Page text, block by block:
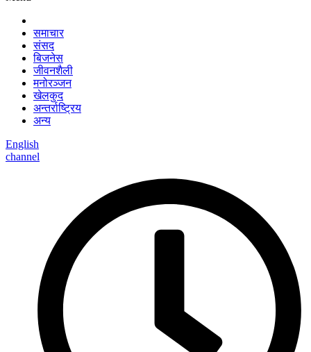
समाचार
संसद
बिजनेस
जीवनशैली
मनोरञ्जन
खेलकुद
अन्तर्राष्ट्रिय
अन्य
English
channel